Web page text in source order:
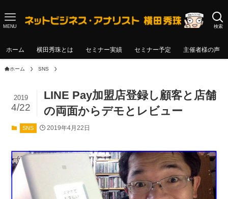
検索
MENU
ホーム 横田秀珠とは セミナー実績 セミナー予定 主催者様の声
ホーム SNS
LINE Pay加盟店登録し顧客と店舗
の両面からデモとレビュー
2019
4/22
SNS 2019年4月22日